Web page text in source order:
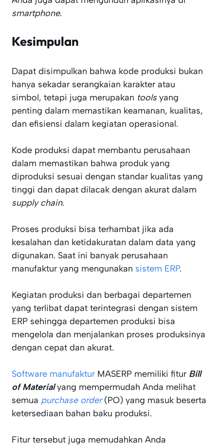
smartphone.
Kesimpulan
Dapat disimpulkan bahwa kode produksi bukan
hanya sekadar serangkaian karakter atau
simbol, tetapi juga merupakan toolsyang
penting dalam memastikan keamanan, kualitas,
dan efisiensi dalam kegiatan operasional.
Kode produksi dapat membantu perusahaan
dalam memastikan bahwa produk yang
diproduksi sesuai dengan standar kualitas yang
tinggi dan dapat dilacak dengan akurat dalam
supply chain.
Proses produksi bisa terhambat jika ada
kesalahan dan ketidakuratan dalam data yang
digunakan. Saat ini banyak perusahaan
manufaktur yang mengunakan sistem ERP.
Kegiatan produksi dan berbagai departemen
yang terlibat dapat terintegrasi dengan sistem
ERP sehingga departemen produksi bisa
mengelola dan menjalankan proses produksinya
dengan cepat dan akurat.
Software manufaktur MASERP memiliki fitur Bill
of Material yang mempermudah Anda melihat
semua purchase order(PO) yang masuk beserta
ketersediaan bahan baku produksi.
Fitur tersebut juga memudahkan Anda